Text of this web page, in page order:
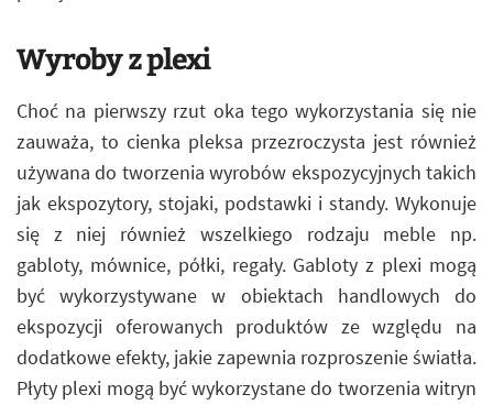
Wyroby z plexi
Choć na pierwszy rzut oka tego wykorzystania się nie
zauważa, to cienka pleksa przezroczysta jest również
używana do tworzenia wyrobów ekspozycyjnych takich
jak ekspozytory, stojaki, podstawki i standy. Wykonuje
się z niej również wszelkiego rodzaju meble np.
gabloty, mównice, półki, regały. Gabloty z plexi mogą
być wykorzystywane w obiektach handlowych do
ekspozycji oferowanych produktów ze względu na
dodatkowe efekty, jakie zapewnia rozproszenie światła.
Płyty plexi mogą być wykorzystane do tworzenia witryn